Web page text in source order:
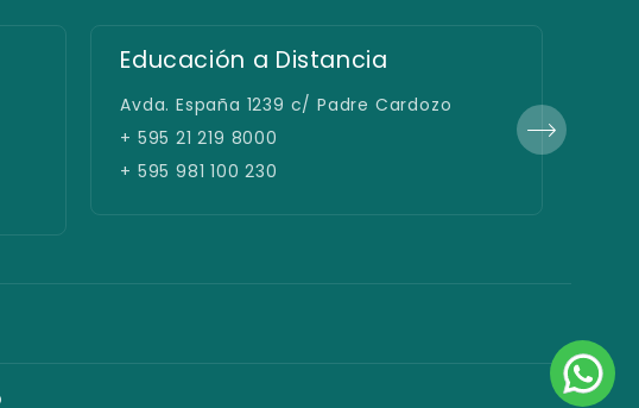
Educación a Distancia
Avda. España 1239 c/ Padre Cardozo
+ 595 21 219 8000
+ 595 981 100 230